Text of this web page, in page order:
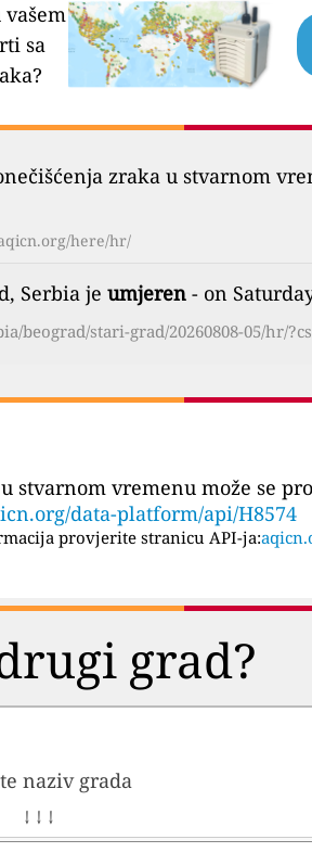
sa
zraka u stvarnom
here/hr/
Serbia je umjeren- on
beograd/stari-grad/20260808-05/hr/?cs
stvarnom vremenu može se
data-platform/api/H8574
provjerite stranicu API-ja:
grad?
naziv grada
↓ ↓ ↓